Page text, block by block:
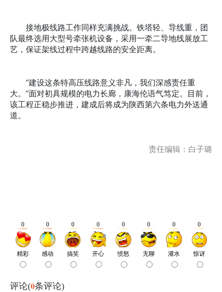
接地极线路工作同样充满挑战。铁塔轻、导线重，团
队最终选用大型号牵张机设备，采用一牵二导地线展放工
艺，保证架线过程中跨越线路的安全距离。
“建设这条特高压线路意义非凡，我们深感责任重
大。”面对初具规模的电力长廊，康海伦语气笃定。目前，
该工程正稳步推进，建成后将成为陕西第六条电力外送通
道。
责任编辑：白子璐
评论(0条评论)